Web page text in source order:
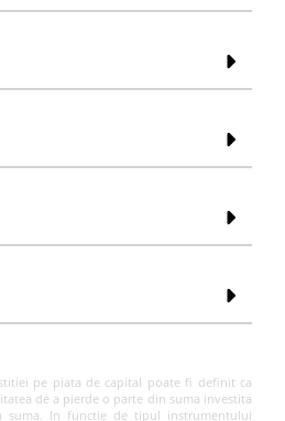
pe piata de capital poate fi definit ca
de a pierde o parte din suma investita
suma. In functie de tipul instrumentului